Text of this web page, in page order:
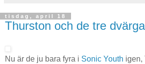
tisdag, april 18
Thurston och de tre
Nu är de ju bara fyra i Sonic Youth igen,